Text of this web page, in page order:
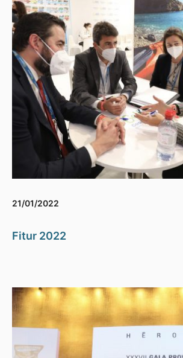
21/01/2022
Fitur 2022